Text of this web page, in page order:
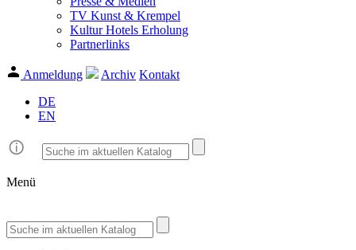
TV Kunst & Krempel
Kultur Hotels Erholung
Partnerlinks
Anmeldung Archiv Kontakt
DE
EN
Menü